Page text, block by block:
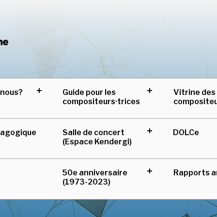
Centre de musique
expandGuide pour les
compositeurs·trices
expandVitrine des
Salle de concert
(Espace Kendergi)
expandDOLCe
50e anniversaire
(1973-2023)
expandRapports